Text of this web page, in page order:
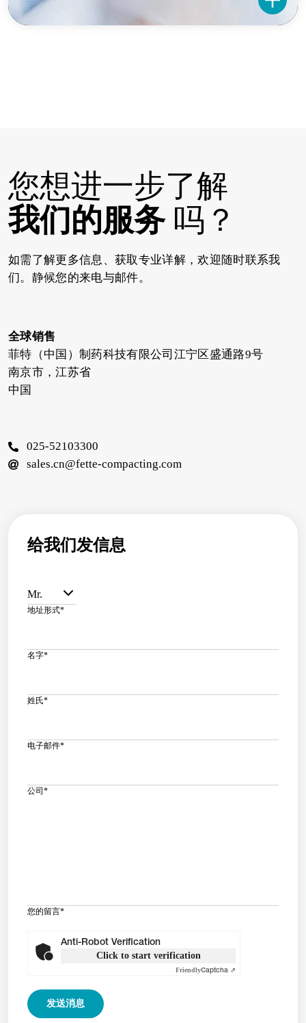
您想进一步了解
我们的服务吗？
如需了解更多信息、获取专业详解，欢迎随时联系我
们。静候您的来电与邮件。
全球销售
菲特（中国）制药科技有限公司江宁区盛通路9号
南京市，江苏省
中国
025-52103300
sales.cn@fette-compacting.com
给我们发信息
Mr.
地址形式*
名字*
姓氏*
电子邮件*
公司 *
您的留言*
Anti-Robot Verification
Click to start verification
FriendlyCaptcha ⇗